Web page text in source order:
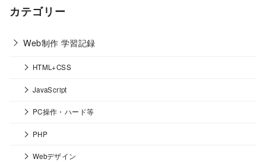
カテゴリー
Web制作 学習記録
HTML+CSS
JavaScript
PC操作・ハード等
PHP
Webデザイン